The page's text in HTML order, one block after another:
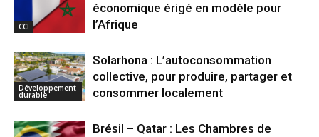
CCI
économique érigé en modèle pour
l’Afrique
Développement
durable
Solarhona : L’autoconsommation
collective, pour produire, partager et
consommer localement
Brésil – Qatar : Les Chambres de